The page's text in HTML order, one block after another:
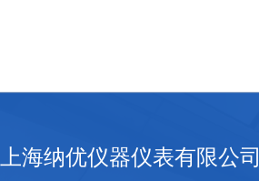
上海纳优仪器仪表有限公司